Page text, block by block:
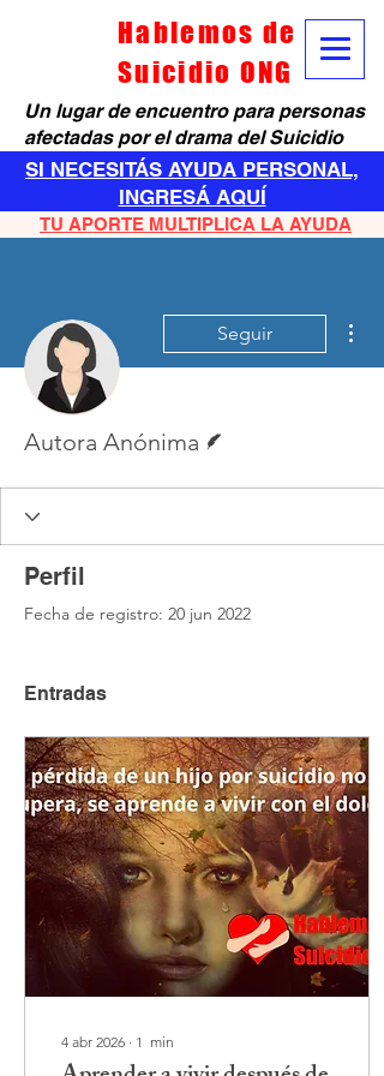
Hablemos de
Suicidio ONG
SI NECESITÁS AYUDA PERSONAL,
INGRESÁ AQUÍ
Un lugar de encuentro para personas
afectadas por el drama del Suicidio
TU APORTE MULTIPLICA LA AYUDA
Seguir
Autora Anónima
Perfil
Fecha de registro: 20 jun 2022
Entradas
4 abr 2026 ∙ 1 min